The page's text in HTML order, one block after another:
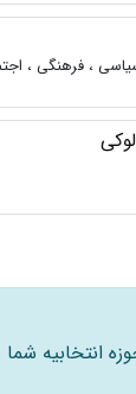
، فرهنگی ،
انتخابیه